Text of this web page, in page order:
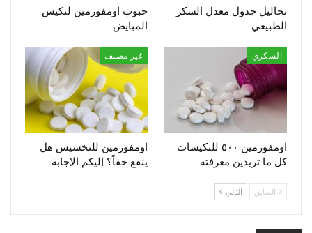
تحاليل جدول معدل السكر
الطبيعي
حبوب اومفورمين لتكيس
المبايض
السكري
اومفورمين ٥٠٠ للتكيسات
كل ما تريدين معرفته
غير مصنف
اومفورمين للتخسيس هل
ينفع حقاً؟ إليكم الإجابة
السابق التالي